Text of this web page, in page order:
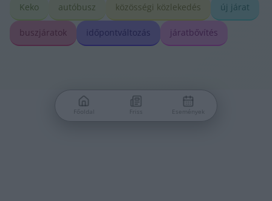
Keko autóbusz közösségi közlekedés új járat
buszjáratok időpontváltozás járatbővítés
Főoldal Friss Események